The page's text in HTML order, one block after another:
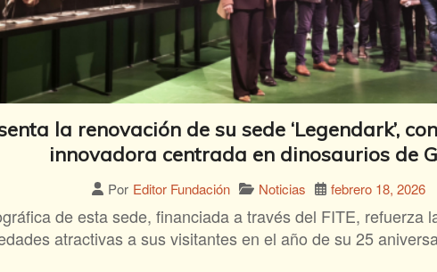
la renovación de su sede ‘Legendark’,
innovadora centrada en dinosaurios de
Por Editor Fundación Noticias febrero 18, 2026
de esta sede, financiada a través del FITE, refuerza
atractivas a sus visitantes en el año de su 25